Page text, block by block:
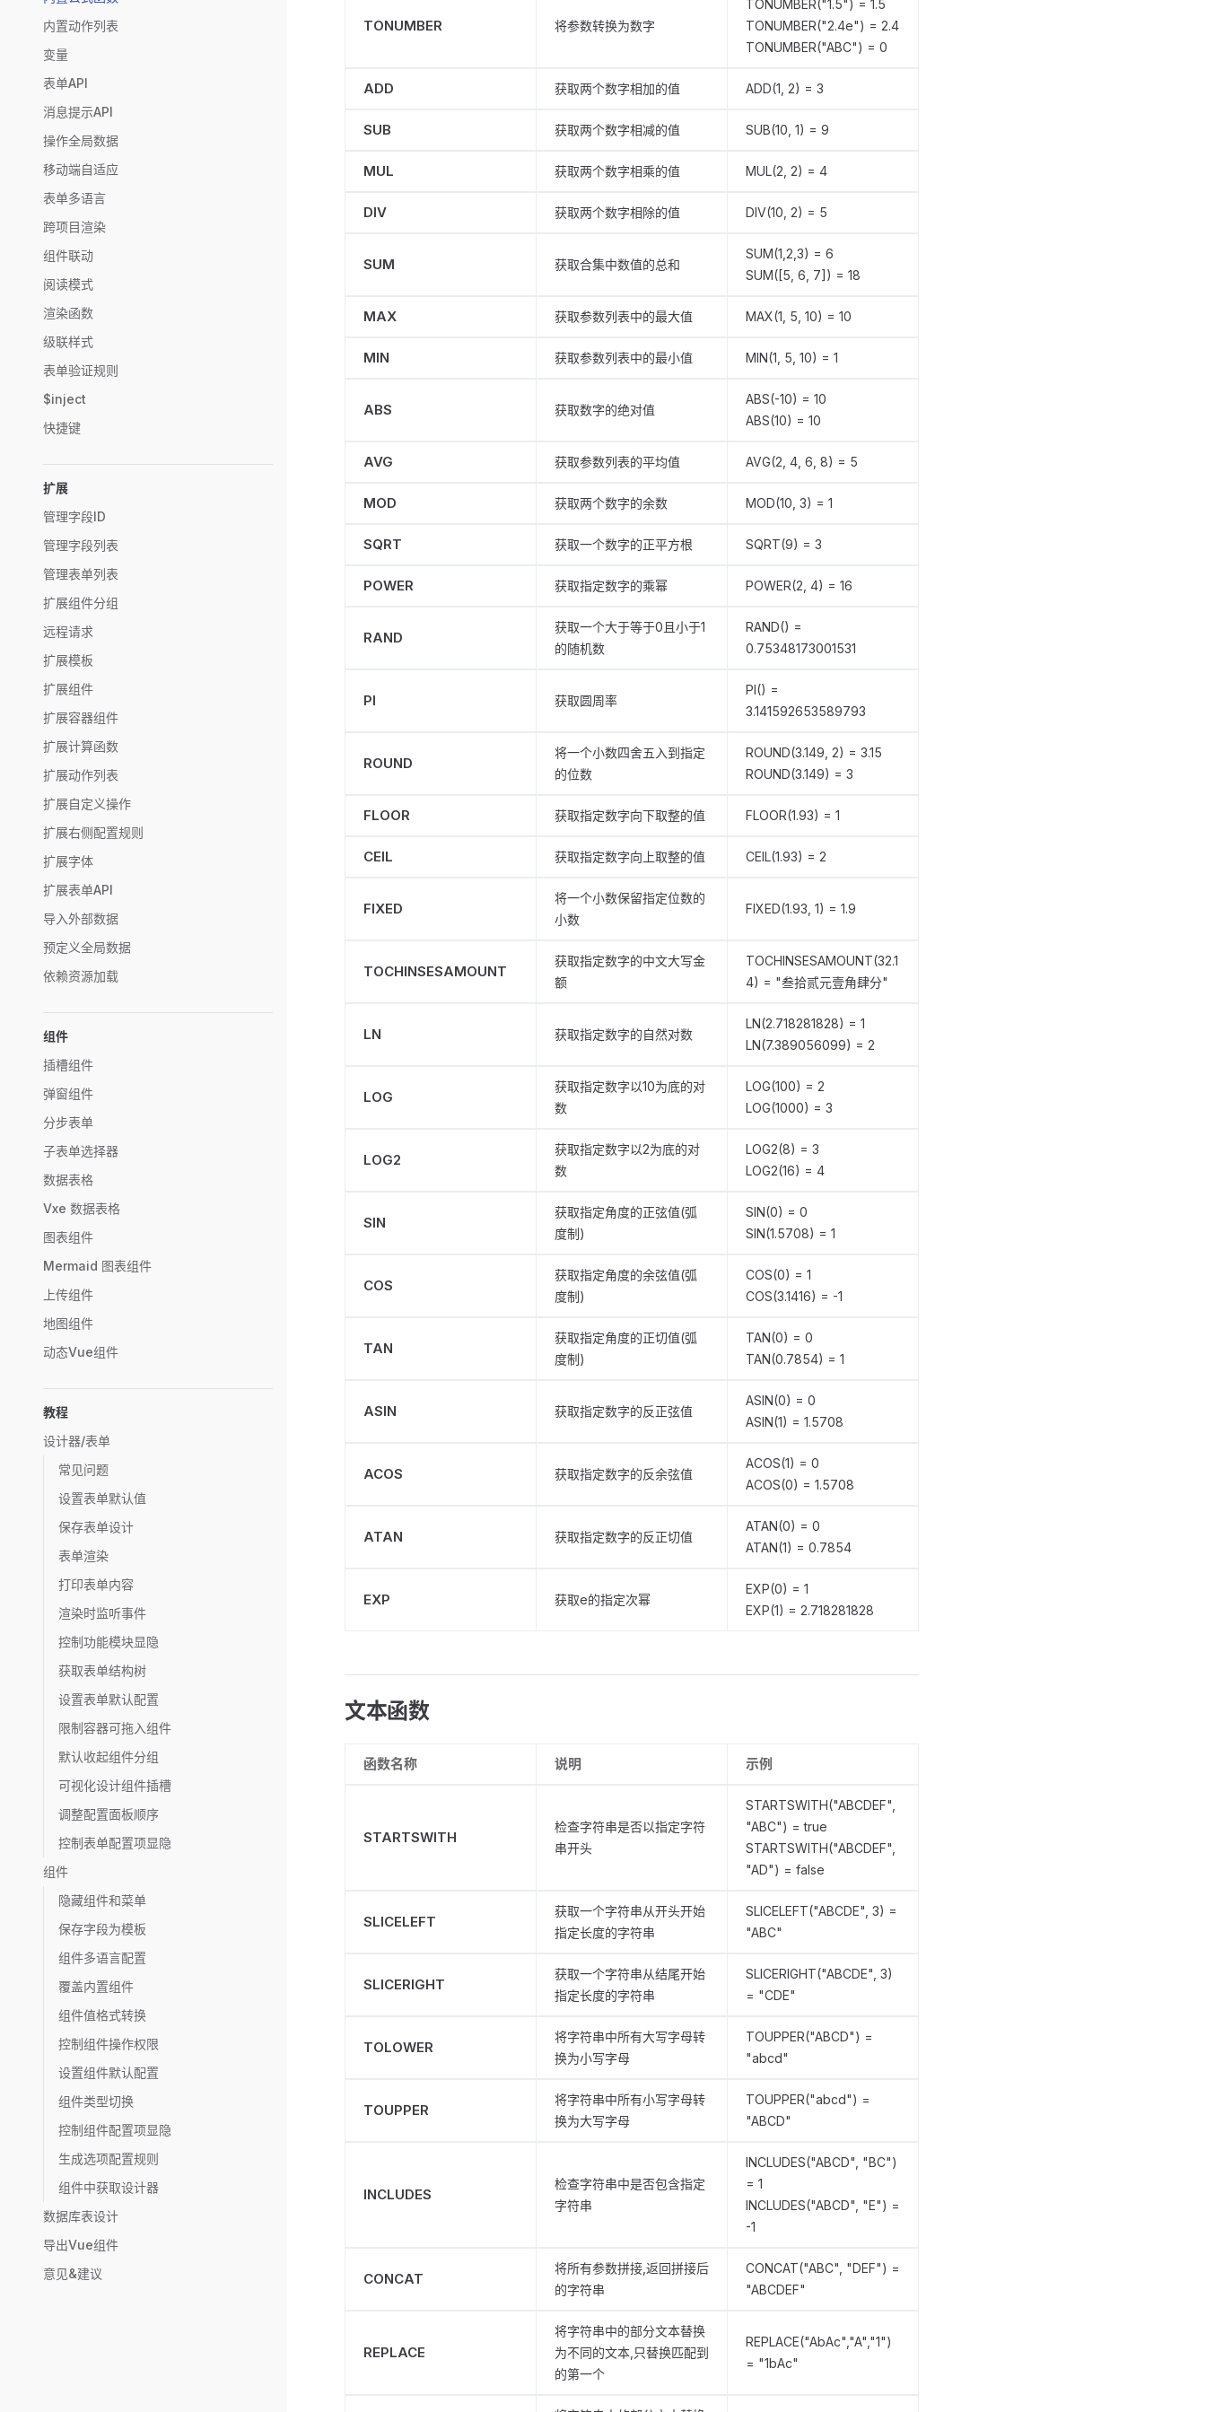
内置动作列表
变量
表单API
消息提示API
操作全局数据
移动端自适应
表单多语言
跨项目渲染
组件联动
阅读模式
渲染函数
级联样式
表单验证规则
$inject
快捷键
扩展
管理字段ID
管理字段列表
管理表单列表
扩展组件分组
远程请求
扩展模板
扩展组件
扩展容器组件
扩展计算函数
扩展动作列表
扩展自定义操作
扩展右侧配置规则
扩展字体
扩展表单API
导入外部数据
预定义全局数据
依赖资源加载
组件
插槽组件
弹窗组件
分步表单
子表单选择器
数据表格
Vxe 数据表格
图表组件
Mermaid 图表组件
上传组件
地图组件
动态Vue组件
教程
设计器/表单
常见问题
设置表单默认值
保存表单设计
表单渲染
打印表单内容
渲染时监听事件
控制功能模块显隐
获取表单结构树
设置表单默认配置
限制容器可拖入组件
默认收起组件分组
可视化设计组件插槽
调整配置面板顺序
控制表单配置项显隐
组件
隐藏组件和菜单
保存字段为模板
组件多语言配置
覆盖内置组件
组件值格式转换
控制组件操作权限
设置组件默认配置
组件类型切换
控制组件配置项显隐
生成选项配置规则
组件中获取设计器
数据库表设计
导出Vue组件
意见&建议
TONUMBER 将参数转换为数字
TONUMBER("1.5") = 1.5
TONUMBER("2.4e") = 2.4
TONUMBER("ABC") = 0
ADD 获取两个数字相加的值 ADD(1, 2) = 3
SUB 获取两个数字相减的值 SUB(10, 1) = 9
MUL 获取两个数字相乘的值 MUL(2, 2) = 4
DIV 获取两个数字相除的值 DIV(10, 2) = 5
SUM 获取合集中数值的总和
SUM(1,2,3) = 6
SUM([5, 6, 7]) = 18
MAX 获取参数列表中的最大值 MAX(1, 5, 10) = 10
MIN 获取参数列表中的最小值 MIN(1, 5, 10) = 1
ABS 获取数字的绝对值
ABS(-10) = 10
ABS(10) = 10
AVG 获取参数列表的平均值 AVG(2, 4, 6, 8) = 5
MOD 获取两个数字的余数 MOD(10, 3) = 1
SQRT 获取一个数字的正平方根 SQRT(9) = 3
POWER 获取指定数字的乘幂 POWER(2, 4) = 16
RAND
获取一个大于等于0且小于1
的随机数
RAND() =
0.75348173001531
PI 获取圆周率
PI() =
3.141592653589793
ROUND
将一个小数四舍五入到指定
的位数
ROUND(3.149, 2) = 3.15
ROUND(3.149) = 3
FLOOR 获取指定数字向下取整的值 FLOOR(1.93) = 1
CEIL 获取指定数字向上取整的值 CEIL(1.93) = 2
FIXED
将一个小数保留指定位数的
小数
FIXED(1.93, 1) = 1.9
TOCHINSESAMOUNT
获取指定数字的中文大写金
额
TOCHINSESAMOUNT(32.1
4) = "叁拾贰元壹角肆分"
LN 获取指定数字的自然对数
LN(2.718281828) = 1
LN(7.389056099) = 2
LOG
获取指定数字以10为底的对
数
LOG(100) = 2
LOG(1000) = 3
LOG2
获取指定数字以2为底的对
数
LOG2(8) = 3
LOG2(16) = 4
SIN
获取指定角度的正弦值(弧
度制)
SIN(0) = 0
SIN(1.5708) = 1
COS
获取指定角度的余弦值(弧
度制)
COS(0) = 1
COS(3.1416) = -1
TAN
获取指定角度的正切值(弧
度制)
TAN(0) = 0
TAN(0.7854) = 1
ASIN 获取指定数字的反正弦值
ASIN(0) = 0
ASIN(1) = 1.5708
ACOS 获取指定数字的反余弦值
ACOS(1) = 0
ACOS(0) = 1.5708
ATAN 获取指定数字的反正切值
ATAN(0) = 0
ATAN(1) = 0.7854
EXP 获取e的指定次幂
EXP(0) = 1
EXP(1) = 2.718281828
文本函数
函数名称 说明 示例
STARTSWITH
检查字符串是否以指定字符
串开头
STARTSWITH("ABCDEF",
"ABC") = true
STARTSWITH("ABCDEF",
"AD") = false
SLICELEFT
获取一个字符串从开头开始
指定长度的字符串
SLICELEFT("ABCDE", 3) =
"ABC"
SLICERIGHT
获取一个字符串从结尾开始
指定长度的字符串
SLICERIGHT("ABCDE", 3)
= "CDE"
TOLOWER
将字符串中所有大写字母转
换为小写字母
TOUPPER("ABCD") =
"abcd"
TOUPPER
将字符串中所有小写字母转
换为大写字母
TOUPPER("abcd") =
"ABCD"
INCLUDES
检查字符串中是否包含指定
字符串
INCLUDES("ABCD", "BC")
= 1
INCLUDES("ABCD", "E") =
-1
CONCAT
将所有参数拼接,返回拼接后
的字符串
CONCAT("ABC", "DEF") =
"ABCDEF"
REPLACE
将字符串中的部分文本替换
为不同的文本,只替换匹配到
的第一个
REPLACE("AbAc","A","1")
= "1bAc"